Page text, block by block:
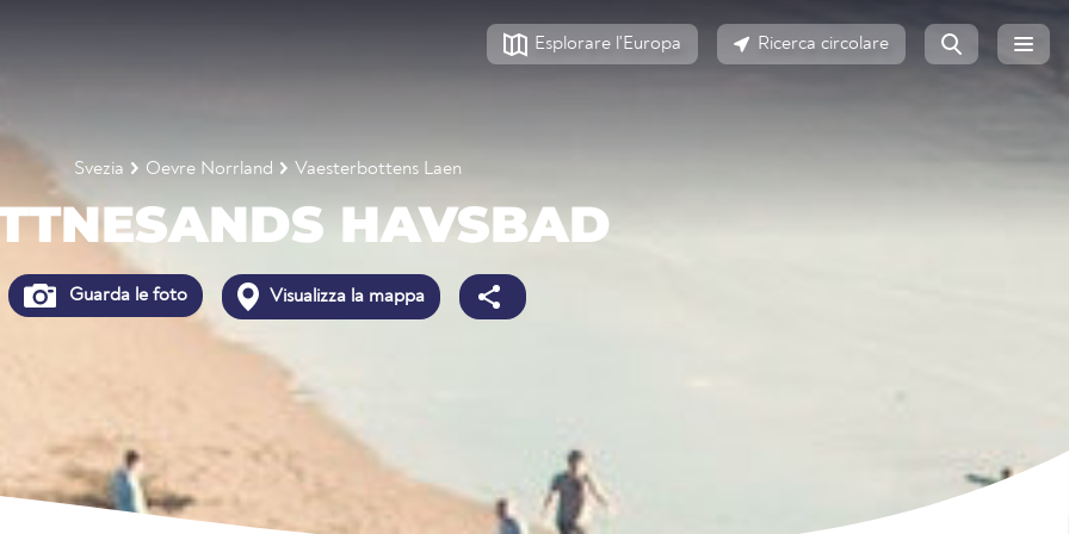
Esplorare l'Europa Ricerca circolare
Svezia Oevre Norrland Vaesterbottens Laen
HAVSBAD
Guarda le foto Visualizza la mappa